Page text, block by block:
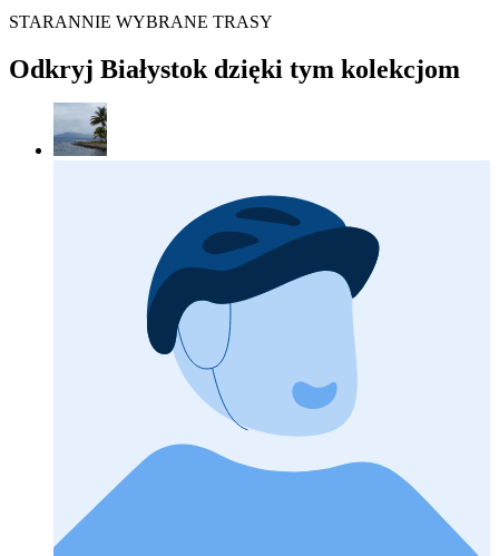
STARANNIE WYBRANE TRASY
Odkryj Białystok dzięki tym kolekcjom